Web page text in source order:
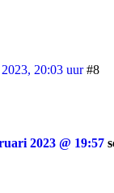
20:03 uur #8
2023 @ 19:57